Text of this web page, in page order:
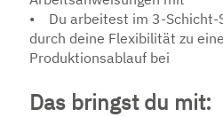
• Du arbeitest im 3-Schicht-
durch deine Flexibilität zu
Produktionsablauf bei
Das bringst du mit: